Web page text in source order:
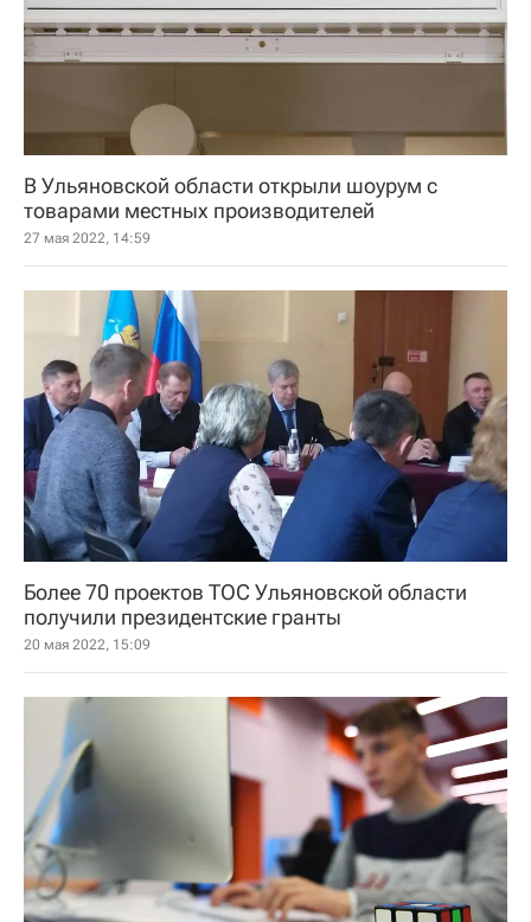
В Ульяновской области открыли шоурум с
товарами местных производителей
27 мая 2022, 14:59
Более 70 проектов ТОС Ульяновской области
получили президентские гранты
20 мая 2022, 15:09